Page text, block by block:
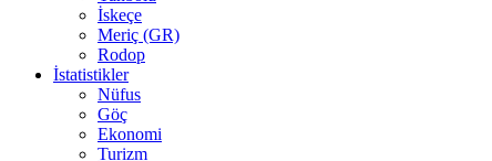
İskeçe
Meriç (GR)
Rodop
İstatistikler
Nüfus
Göç
Ekonomi
Turizm